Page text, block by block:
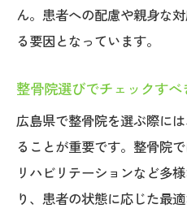
ん。患者への配慮や親身な
る要因となっています。
整骨院選びでチェックす
広島県で整骨院を選ぶ際に
ることが重要です。整骨院
リハビリテーションなど多
り、患者の状態に応じた最